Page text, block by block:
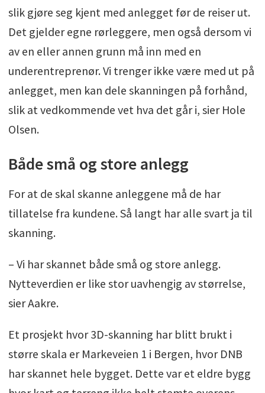
slik gjøre seg kjent med anlegget før de reiser ut.
Det gjelder egne rørleggere, men også dersom vi
av en eller annen grunn må inn med en
underentreprenør. Vi trenger ikke være med ut på
anlegget, men kan dele skanningen på forhånd,
slik at vedkommende vet hva det går i, sier Hole
Olsen.
Både små og store anlegg
For at de skal skanne anleggene må de har
tillatelse fra kundene. Så langt har alle svart ja til
skanning.
– Vi har skannet både små og store anlegg.
Nytteverdien er like stor uavhengig av størrelse,
sier Aakre.
Et prosjekt hvor 3D-skanning har blitt brukt i
større skala er Markeveien 1 i Bergen, hvor DNB
har skannet hele bygget. Dette var et eldre bygg